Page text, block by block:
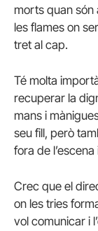
morts quan són
les flames on
tret al cap.
Té molta
recuperar la
mans i
seu fill, però
fora de
Crec que el
on les tries
vol comunicar i